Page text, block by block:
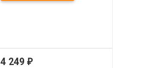
4 249₽